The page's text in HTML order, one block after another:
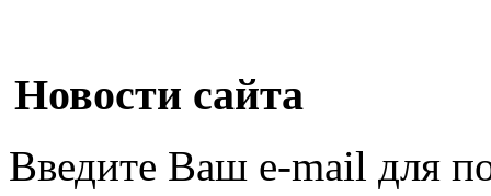
Новости сайта
Введите Ваш e-mail для